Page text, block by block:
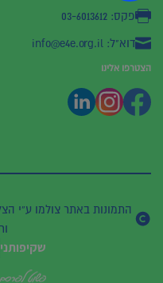
פקס: 03-6013612
דוא"ל: info@e4e.org.il
הצטרפו אלינו
התמונות באתר צולמו ע”י
שקיפות